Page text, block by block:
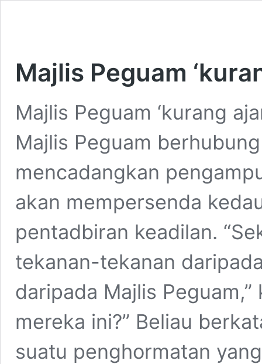
Majlis Peguam
Majlis Peguam ‘kurang
Majlis Peguam
mencadangkan
akan mempersenda
pentadbiran keadilan.
tekanan-tekanan
daripada Majlis
mereka ini?” Beliau
suatu penghormatan